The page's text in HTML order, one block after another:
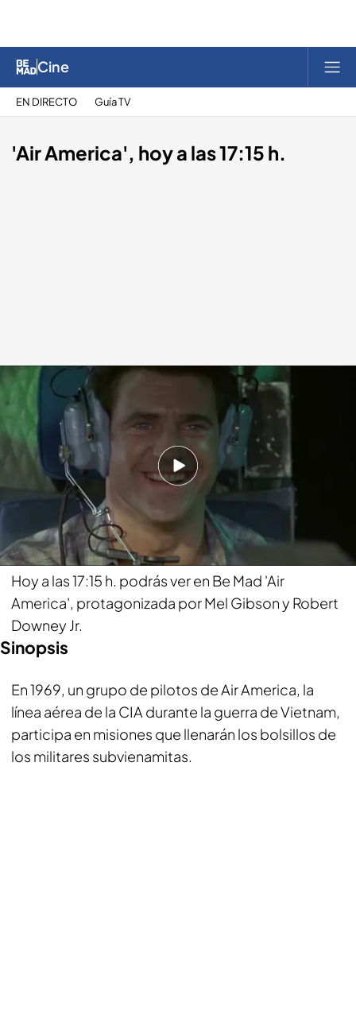
Cine
EN DIRECTO Guía TV
'Air America', hoy a las 17:15 h.
'Air America', hoy a las 17:15 h.
bemad.es
10 ABR 2023 - 12:17h.
¡En Be Mad estamos locos por el cine!
Compartir
Hoy a las 17:15 h. podrás ver en Be Mad 'Air
America', protagonizada por Mel Gibson y Robert
Downey Jr.
Sinopsis
En 1969, un grupo de pilotos de Air America, la
línea aérea de la CIA durante la guerra de Vietnam,
participa en misiones que llenarán los bolsillos de
los militares subvienamitas.